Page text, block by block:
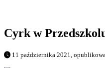
Cyrk w
11 października 2021,